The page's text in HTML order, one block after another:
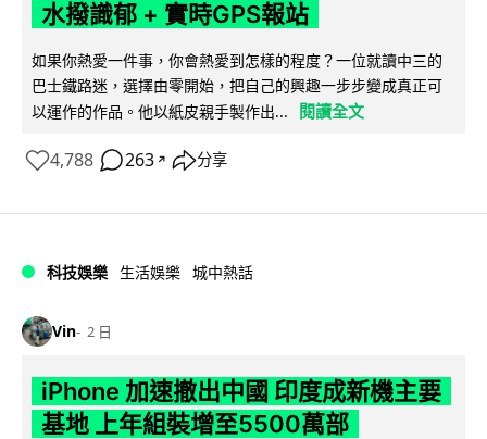
水撥識郁 + 實時GPS報站
如果你熱愛一件事，你會熱愛到怎樣的程度？一位就讀中三的
巴士鐵路迷，選擇由零開始，把自己的興趣一步步變成真正可
以運作的作品。他以紙皮親手製作出...
閱讀全文
4,788 263 ↗ 分享
科技娛樂 生活娛樂 城中熱話
Vin 2 日
iPhone 加速撤出中國 印度成新機主要
基地 上年組裝增至5500萬部